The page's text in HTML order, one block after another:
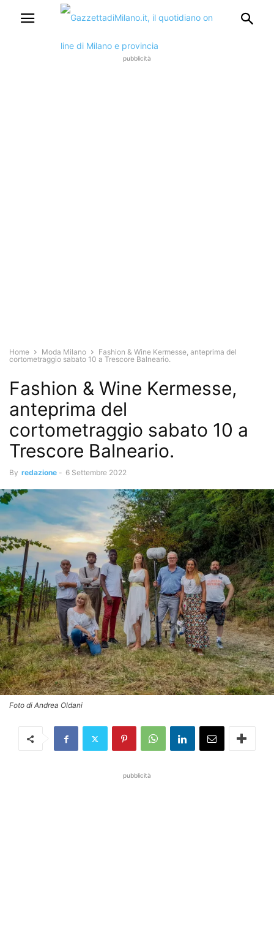
pubblicità
Home Moda Milano
Fashion & Wine Kermesse, anteprima del
cortometraggio sabato 10 a Trescore Balneario.
Fashion & Wine Kermesse,
anteprima del
cortometraggio sabato 10 a
Trescore Balneario.
By redazione - 6 Settembre 2022
Foto di Andrea Oldani
pubblicità